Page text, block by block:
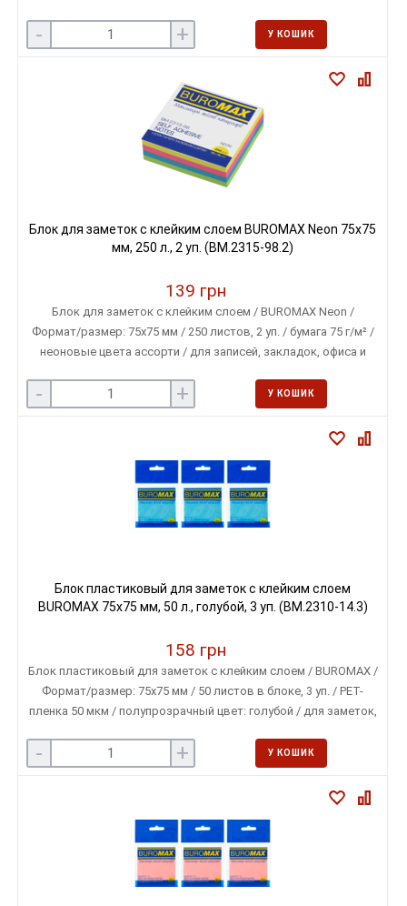
- + У КОШИК
Блок для заметок с клейким слоем BUROMAX Neon 75х75
мм, 250 л., 2 уп. (BM.2315-98.2)
139 грн
Блок для заметок с клейким слоем / BUROMAX Neon /
Формат/размер: 75х75 мм / 250 листов, 2 уп. / бумага 75 г/м² /
неоновые цвета ассорти / для записей, закладок, офиса и
- + У КОШИК
Блок пластиковый для заметок с клейким слоем
BUROMAX 75х75 мм, 50 л., голубой, 3 уп. (BM.2310-14.3)
158 грн
Блок пластиковый для заметок с клейким слоем / BUROMAX /
Формат/размер: 75х75 мм / 50 листов в блоке, 3 уп. / PET-
пленка 50 мкм / полупрозрачный цвет: голубой / для заметок,
- + У КОШИК